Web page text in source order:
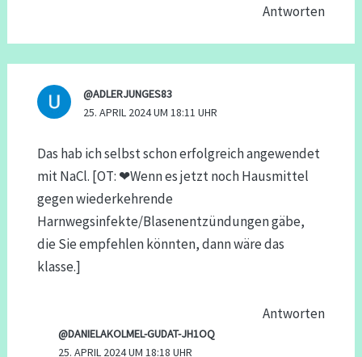
Antworten
@ADLERJUNGES83
25. APRIL 2024 UM 18:11 UHR
Das hab ich selbst schon erfolgreich angewendet
mit NaCl. [OT: ❤Wenn es jetzt noch Hausmittel
gegen wiederkehrende
Harnwegsinfekte/Blasenentzündungen gäbe,
die Sie empfehlen könnten, dann wäre das
klasse.]
Antworten
@DANIELAKOLMEL-GUDAT-JH1OQ
25. APRIL 2024 UM 18:18 UHR